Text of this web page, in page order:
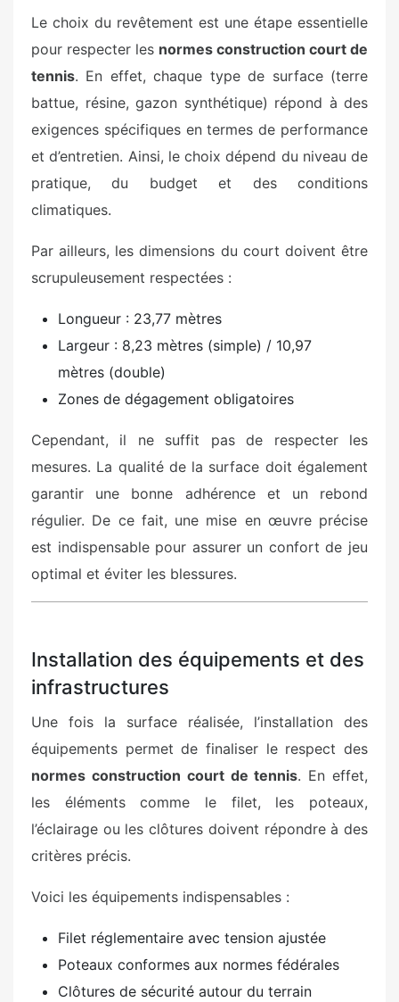
Le choix du revêtement est une étape essentielle
pour respecter les normes construction court de
tennis. En effet, chaque type de surface (terre
battue, résine, gazon synthétique) répond à des
exigences spécifiques en termes de performance
et d’entretien. Ainsi, le choix dépend du niveau de
pratique, du budget et des conditions
climatiques.
Par ailleurs, les dimensions du court doivent être
scrupuleusement respectées :
Longueur : 23,77 mètres
Largeur : 8,23 mètres (simple) / 10,97
mètres (double)
Zones de dégagement obligatoires
Cependant, il ne suffit pas de respecter les
mesures. La qualité de la surface doit également
garantir une bonne adhérence et un rebond
régulier. De ce fait, une mise en œuvre précise
est indispensable pour assurer un confort de jeu
optimal et éviter les blessures.
Installation des équipements et des
infrastructures
Une fois la surface réalisée, l’installation des
équipements permet de finaliser le respect des
normes construction court de tennis. En effet,
les éléments comme le filet, les poteaux,
l’éclairage ou les clôtures doivent répondre à des
critères précis.
Voici les équipements indispensables :
Filet réglementaire avec tension ajustée
Poteaux conformes aux normes fédérales
Clôtures de sécurité autour du terrain